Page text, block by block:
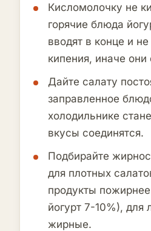
Кисломолочку не
горячие блюда
вводят в конце и
кипения, иначе они
Дайте салату
заправленное
холодильнике
вкусы соединятся.
Подбирайте
для плотных
продукты
йогурт 7-10%), для
жирные.